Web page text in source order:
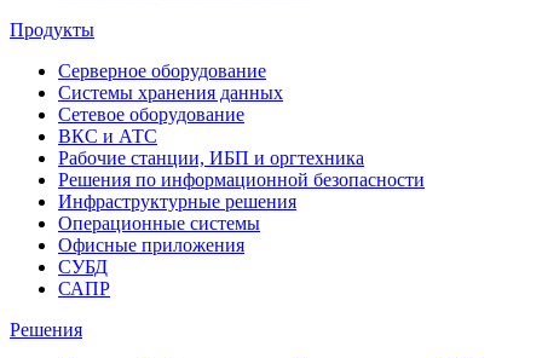
Продукты
Серверное оборудование
Системы хранения данных
Сетевое оборудование
ВКС и АТС
Рабочие станции, ИБП и оргтехника
Решения по информационной безопасности
Инфраструктурные решения
Операционные системы
Офисные приложения
СУБД
САПР
Решения